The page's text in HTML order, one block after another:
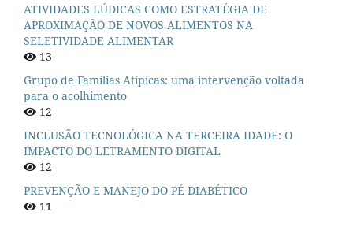
ATIVIDADES LÚDICAS COMO ESTRATÉGIA DE
APROXIMAÇÃO DE NOVOS ALIMENTOS NA
SELETIVIDADE ALIMENTAR
13
Grupo de Famílias Atípicas: uma intervenção voltada
para o acolhimento
12
INCLUSÃO TECNOLÓGICA NA TERCEIRA IDADE: O
IMPACTO DO LETRAMENTO DIGITAL
12
PREVENÇÃO E MANEJO DO PÉ DIABÉTICO
11